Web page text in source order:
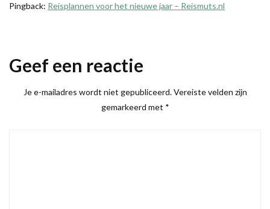
Pingback: Reisplannen voor het nieuwe jaar – Reismuts.nl
Geef een reactie
Je e-mailadres wordt niet gepubliceerd. Vereiste velden zijn
gemarkeerd met *